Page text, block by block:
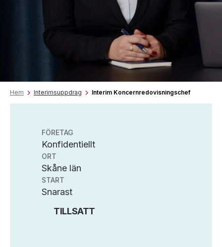
Hem Interimsuppdrag Interim Koncernredovisningschef
FÖRETAG
Konfidentiellt
ORT
Skåne län
START
Snarast
TILLSATT